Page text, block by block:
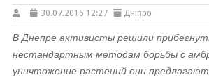
30.07.2016 12:27 Дніпро
В Днепре активисты решили
нестандартным методам борьбы с
уничтожение растений они предлагают